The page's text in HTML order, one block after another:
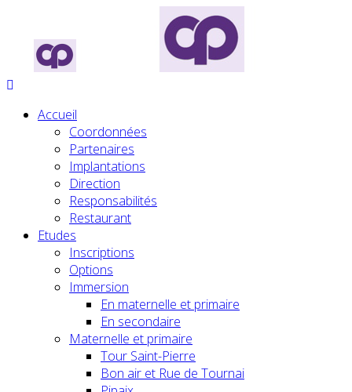
Accueil
Coordonnées
Partenaires
Implantations
Direction
Responsabilités
Restaurant
Etudes
Inscriptions
Options
Immersion
En maternelle et primaire
En secondaire
Maternelle et primaire
Tour Saint-Pierre
Bon air et Rue de Tournai